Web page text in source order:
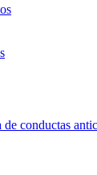
conductas